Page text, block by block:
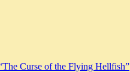
Curse of the Flying Hellfish”